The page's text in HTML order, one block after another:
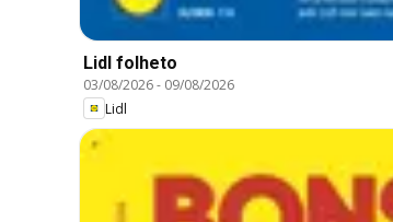
Lidl folheto
03/08/2026- 09/08/2026
Lidl